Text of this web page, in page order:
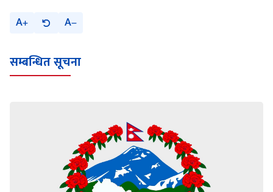
A A
सम्बन्धित सूचना